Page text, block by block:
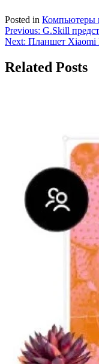
Posted in Компьютеры
Навигация
по
записям
Previous: G.Skill
Next: Планшет Xiaomi
Related Posts